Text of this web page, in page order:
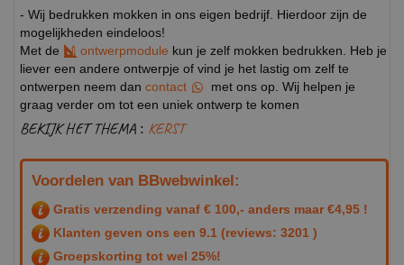
- Wij bedrukken mokken in ons eigen bedrijf. Hierdoor zijn de
mogelijkheden eindeloos!
Met de
ontwerpmodule kun je zelf mokken bedrukken. Heb je
liever een andere ontwerpje of vind je het lastig om zelf te
ontwerpen neem dan contact
met ons op. Wij helpen je
graag verder om tot een uniek ontwerp te komen
BEKIJK HET THEMA : KERST
Voordelen van BBwebwinkel:
Gratis verzending vanaf € 100,- anders maar €4,95 !
Klanten geven ons een 9.1 (reviews: 3201 )
Groepskorting tot wel 25%!